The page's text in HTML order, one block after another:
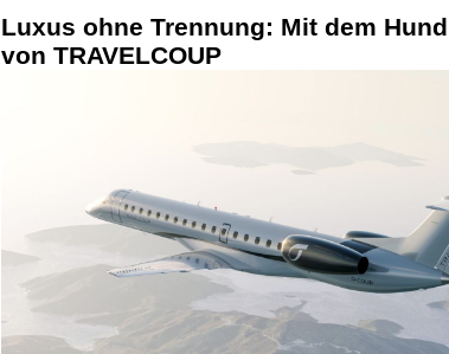
Luxus ohne Trennung: Mit dem
von TRAVELCOUP